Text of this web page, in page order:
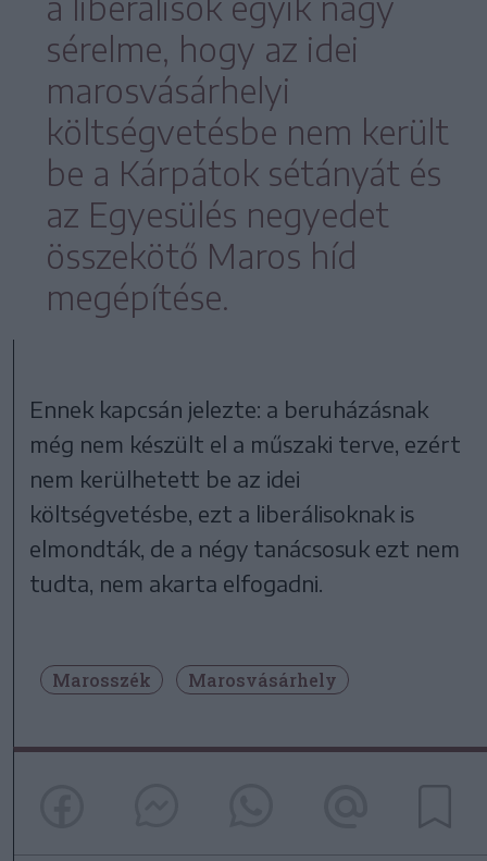
sérelme, hogy az idei
marosvásárhelyi
költségvetésbe nem került
be a Kárpátok sétányát és
az Egyesülés negyedet
összekötő Maros híd
megépítése.
Ennek kapcsán jelezte: a beruházásnak
még nem készült el a műszaki terve, ezért
nem kerülhetett be az idei
költségvetésbe, ezt a liberálisoknak is
elmondták, de a négy tanácsosuk ezt nem
tudta, nem akarta elfogadni.
Marosszék Marosvásárhely